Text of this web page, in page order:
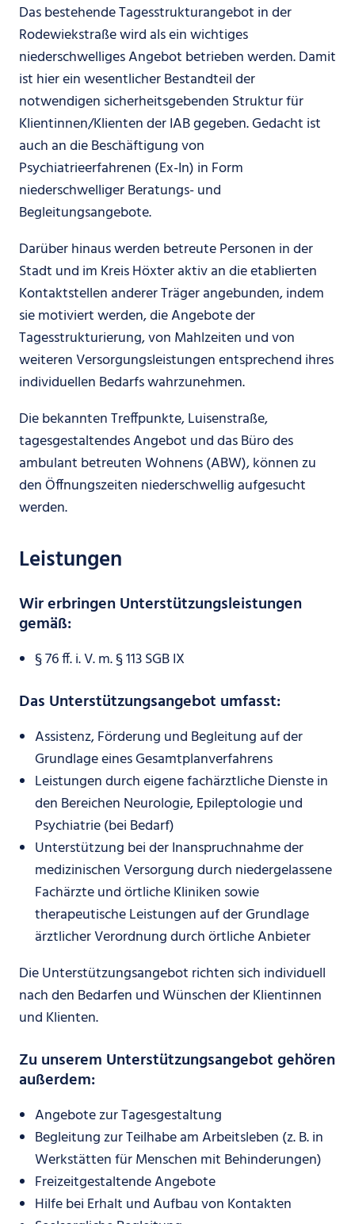
Das bestehende Tagesstrukturangebot in der
Rodewiekstraße wird als ein wichtiges
niederschwelliges Angebot betrieben werden. Damit
ist hier ein wesentlicher Bestandteil der
notwendigen sicherheitsgebenden Struktur für
Klientinnen/Klienten der IAB gegeben. Gedacht ist
auch an die Beschäftigung von
Psychiatrieerfahrenen (Ex-In) in Form
niederschwelliger Beratungs- und
Begleitungsangebote.
Darüber hinaus werden betreute Personen in der
Stadt und im Kreis Höxter aktiv an die etablierten
Kontaktstellen anderer Träger angebunden, indem
sie motiviert werden, die Angebote der
Tagesstrukturierung, von Mahlzeiten und von
weiteren Versorgungsleistungen entsprechend ihres
individuellen Bedarfs wahrzunehmen.
Die bekannten Treffpunkte, Luisenstraße,
tagesgestaltendes Angebot und das Büro des
ambulant betreuten Wohnens (ABW), können zu
den Öffnungszeiten niederschwellig aufgesucht
werden.
Leistungen
Wir erbringen Unterstützungsleistungen
gemäß:
§ 76 ff. i. V. m. § 113 SGB IX
Das Unterstützungsangebot umfasst:
Assistenz, Förderung und Begleitung auf der
Grundlage eines Gesamtplanverfahrens
Leistungen durch eigene fachärztliche Dienste in
den Bereichen Neurologie, Epileptologie und
Psychiatrie (bei Bedarf)
Unterstützung bei der Inanspruchnahme der
medizinischen Versorgung durch niedergelassene
Fachärzte und örtliche Kliniken sowie
therapeutische Leistungen auf der Grundlage
ärztlicher Verordnung durch örtliche Anbieter
Die Unterstützungsangebot richten sich individuell
nach den Bedarfen und Wünschen der Klientinnen
und Klienten.
Zu unserem Unterstützungsangebot gehören
außerdem:
Angebote zur Tagesgestaltung
Begleitung zur Teilhabe am Arbeitsleben (z. B. in
Werkstätten für Menschen mit Behinderungen)
Freizeitgestaltende Angebote
Hilfe bei Erhalt und Aufbau von Kontakten